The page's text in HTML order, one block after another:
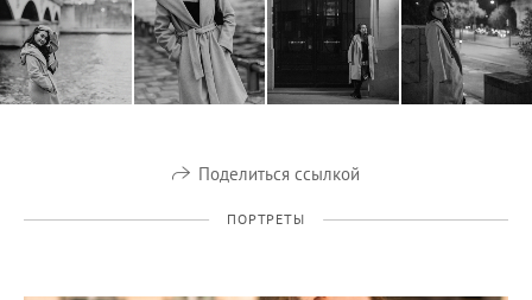
Поделиться ссылкой
ПОРТРЕТЫ